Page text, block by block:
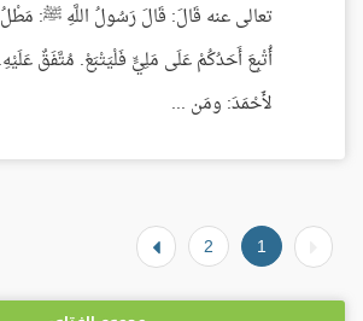
تعالى عنه قَالَ: قَالَ رَسُولُ اللَّهِ ﷺ: مَطْلُ
أُتْبِعَ أَحَدُكُمْ عَلَى مَلِيٍّ فَلْيَتْبَعْ. مُتَّفَقٌ
لأَحْمَدَ: ومَن ...
1
2